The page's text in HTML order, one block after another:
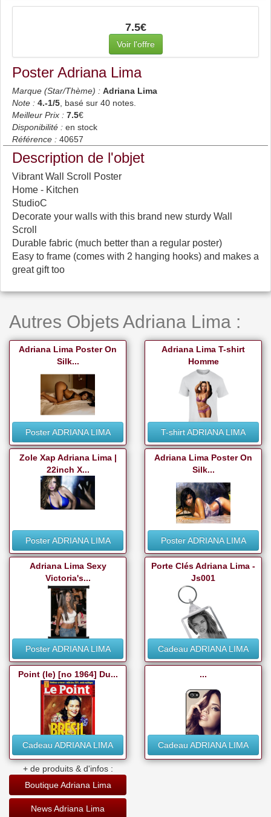
7.5€
Voir l'offre
Poster Adriana Lima
Marque (Star/Thème) : Adriana Lima
Note : 4.-1/5 , basé sur 40 notes.
Meilleur Prix : 7.5€
Disponibilité : en stock
Référence : 40657
Description de l'objet
Vibrant Wall Scroll Poster
Home - Kitchen
StudioC
Decorate your walls with this brand new sturdy Wall
Scroll
Durable fabric (much better than a regular poster)
Easy to frame (comes with 2 hanging hooks) and makes a
great gift too
Autres Objets Adriana Lima :
Adriana Lima Poster On
Silk...
Poster ADRIANA LIMA
Adriana Lima T-shirt
Homme
T-shirt ADRIANA LIMA
Zole Xap Adriana Lima |
22inch X...
Poster ADRIANA LIMA
Adriana Lima Poster On
Silk...
Poster ADRIANA LIMA
Adriana Lima Sexy
Victoria's...
Poster ADRIANA LIMA
Porte Clés Adriana Lima -
Js001
Cadeau ADRIANA LIMA
Point (le) [no 1964] Du...
Cadeau ADRIANA LIMA
...
Cadeau ADRIANA LIMA
+ de produits & d'infos :
Boutique Adriana Lima
News Adriana Lima